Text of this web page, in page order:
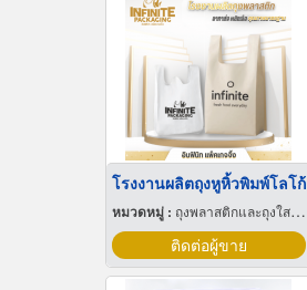
โรงงานผลิตถุงหูหิ้วพิมพ์โลโก้
หมวดหมู่ : ถุงพลาสติกและถุงใสโปร่ง
ติดต่อผู้ขาย